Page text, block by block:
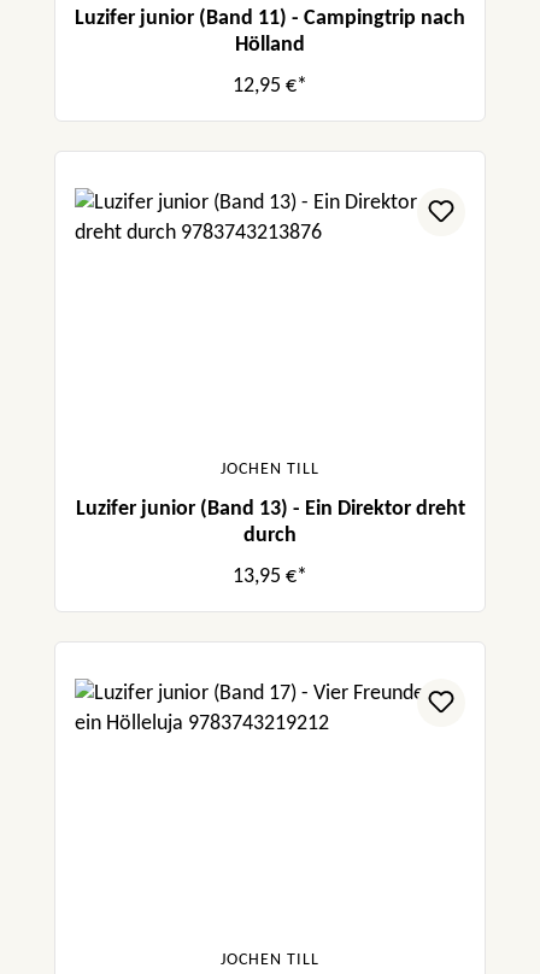
Luzifer junior (Band 11) - Campingtrip nach
Hölland
12,95 €*
JOCHEN TILL
Luzifer junior (Band 13) - Ein Direktor dreht
durch
13,95 €*
JOCHEN TILL